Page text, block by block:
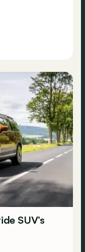
SUV’s